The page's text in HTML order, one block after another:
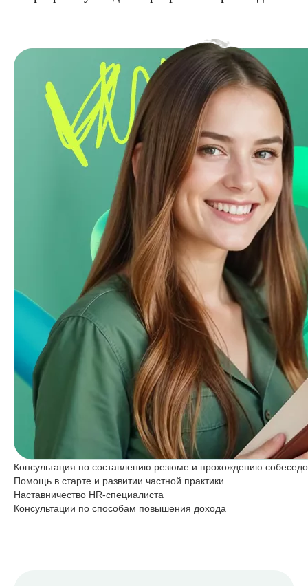
Консультация по составлению резюме и прохождению
Помощь в старте и развитии частной практики
Наставничество HR-специалиста
Консультации по способам повышения дохода